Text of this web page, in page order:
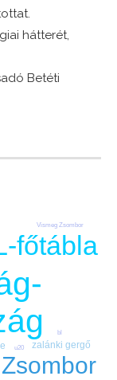
hátterét,
Betéti
főtábla
zalánki gergő
bl
u20
Vismeg Zsombor